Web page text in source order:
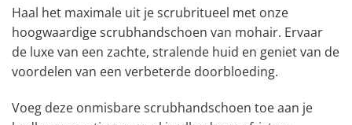
Haal het maximale uit je scrubritueel met onze
hoogwaardige scrubhandschoen van mohair. Ervaar
de luxe van een zachte, stralende huid en geniet van de
voordelen van een verbeterde doorbloeding.
Voeg deze onmisbare scrubhandschoen toe aan je